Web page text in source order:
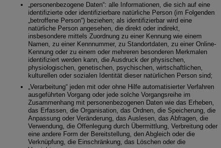
„personenbezogene Daten“: alle Informationen, die sich auf eine
identifizierte oder identifizierbare natürliche Person (im Folgenden
„betroffene Person“) beziehen; als identifizierbar wird eine
natürliche Person angesehen, die direkt oder indirekt,
insbesondere mittels Zuordnung zu einer Kennung wie einem
Namen, zu einer Kennnummer, zu Standortdaten, zu einer Online-
Kennung oder zu einem oder mehreren besonderen Merkmalen
identifiziert werden kann, die Ausdruck der physischen,
physiologischen, genetischen, psychischen, wirtschaftlichen,
kulturellen oder sozialen Identität dieser natürlichen Person sind;
„Verarbeitung“ jeden mit oder ohne Hilfe automatisierter Verfahren
ausgeführten Vorgang oder jede solche Vorgangsreihe im
Zusammenhang mit personenbezogenen Daten wie das Erheben,
das Erfassen, die Organisation, das Ordnen, die Speicherung, die
Anpassung oder Veränderung, das Auslesen, das Abfragen, die
Verwendung, die Offenlegung durch Übermittlung, Verbreitung oder
eine andere Form der Bereitstellung, den Abgleich oder die
Verknüpfung, die Einschränkung, das Löschen oder die